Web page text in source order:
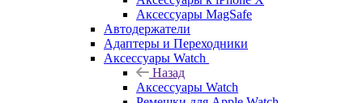
Аксессуары MagSafe
Автодержатели
Адаптеры и Переходники
Аксессуары Watch
Назад
Аксессуары Watch